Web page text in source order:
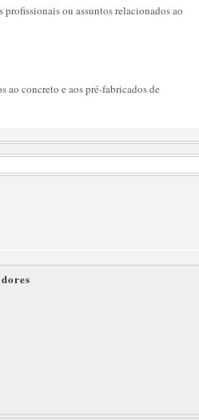
ou assuntos relacionados ao
concreto e aos pré-fabricados de